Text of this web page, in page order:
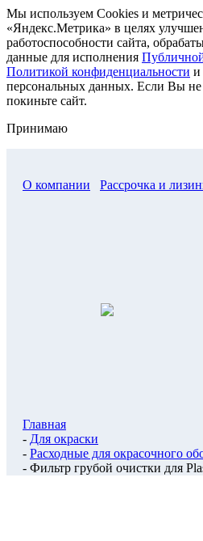
Мы используем Cookies и
«Яндекс.Метрика» в целях
работоспособности сайта,
данные для исполнения
Политикой конфиденциальности и
персональных данных. Если Вы не
покиньте сайт.
Принимаю
О компании Рассрочка и
Главная
- Для окраски
- Расходные для окрасочного
- Фильтр грубой очистки для